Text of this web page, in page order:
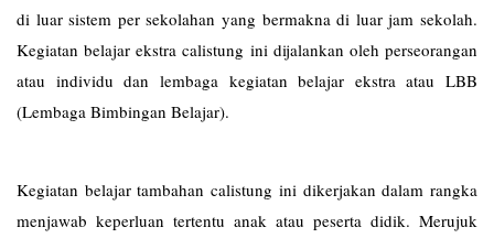
di luar sistem per sekolahan yang bermakna di luar jam sekolah.
Kegiatan belajar ekstra calistung ini dijalankan oleh perseorangan
atau individu dan lembaga kegiatan belajar ekstra atau LBB
(Lembaga Bimbingan Belajar).
Kegiatan belajar tambahan calistung ini dikerjakan dalam rangka
menjawab keperluan tertentu anak atau peserta didik. Merujuk